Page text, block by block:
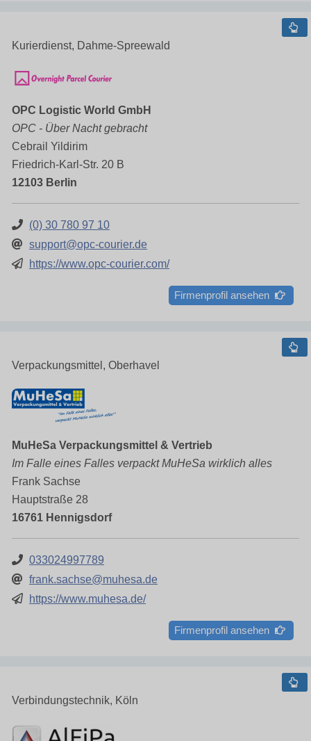
Kurierdienst, Dahme-Spreewald
OPC Logistic World GmbH
OPC - Über Nacht gebracht
Cebrail Yildirim
Friedrich-Karl-Str. 20 B
12103 Berlin
(0) 30 780 97 10
support@opc-courier.de
https://www.opc-courier.com/
Firmenprofil ansehen
Verpackungsmittel, Oberhavel
MuHeSa Verpackungsmittel & Vertrieb
Im Falle eines Falles verpackt MuHeSa wirklich alles
Frank Sachse
Hauptstraße 28
16761 Hennigsdorf
033024997789
frank.sachse@muhesa.de
https://www.muhesa.de/
Firmenprofil ansehen
Verbindungstechnik, Köln